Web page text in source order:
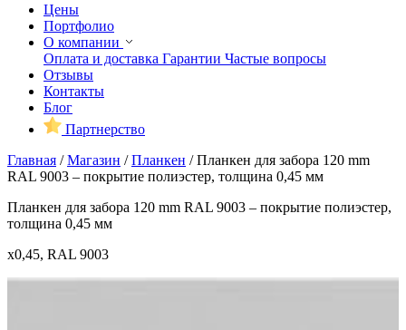
Цены
Портфолио
О компании
Оплата и доставка Гарантии Частые вопросы
Отзывы
Контакты
Блог
Партнерство
Главная /Магазин /Планкен /Планкен для забора 120 mm
RAL 9003 – покрытие полиэстер, толщина 0,45 мм
Планкен для забора 120 mm RAL 9003 – покрытие полиэстер,
толщина 0,45 мм
x0,45, RAL 9003